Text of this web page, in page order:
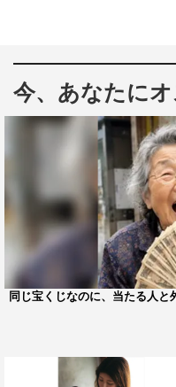
今、あなたに
同じ宝くじなのに、当たる人と